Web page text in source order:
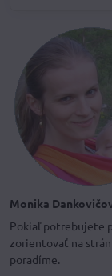
Monika
Pokiaľ potrebujete
zorientovať na
poradíme.